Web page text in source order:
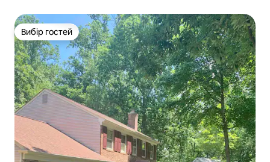
Вибір гостей
Вибір гостей